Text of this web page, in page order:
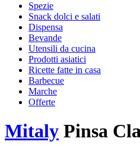
Spezie
Snack dolci e salati
Dispensa
Bevande
Utensili da cucina
Prodotti asiatici
Ricette fatte in casa
Barbecue
Marche
Offerte
Mitaly Pinsa